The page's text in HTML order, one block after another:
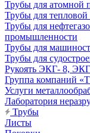
Трубы для атомной
Трубы для тепловой
Трубы для
промышленности
Трубы для
Трубы для
Рукоять ЭКГ- 8,
Группа компаний
Услуги
Лаборатория
Трубы
Листы